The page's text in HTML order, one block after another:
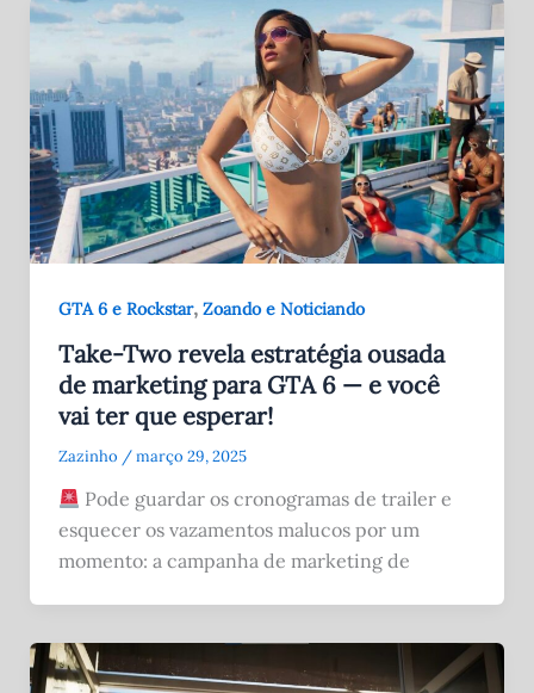
GTA 6 e Rockstar, Zoando e Noticiando
Take-Two revela estratégia ousada
de marketing para GTA 6 — e você
vai ter que esperar!
Zazinho /março 29, 2025
Pode guardar os cronogramas de trailer e
esquecer os vazamentos malucos por um
momento: a campanha de marketing de